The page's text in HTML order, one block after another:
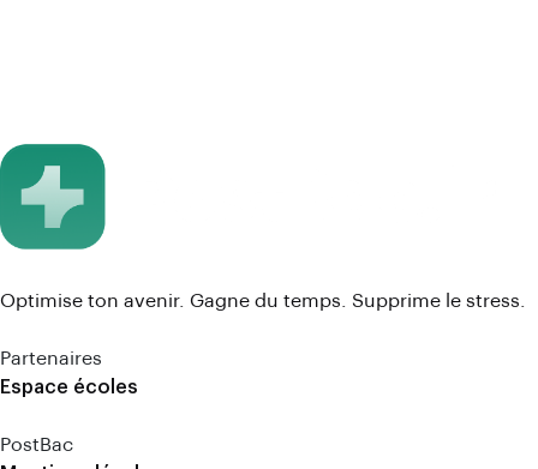
Optimise ton avenir. Gagne du temps. Supprime le stress.
Partenaires
Espace écoles
PostBac